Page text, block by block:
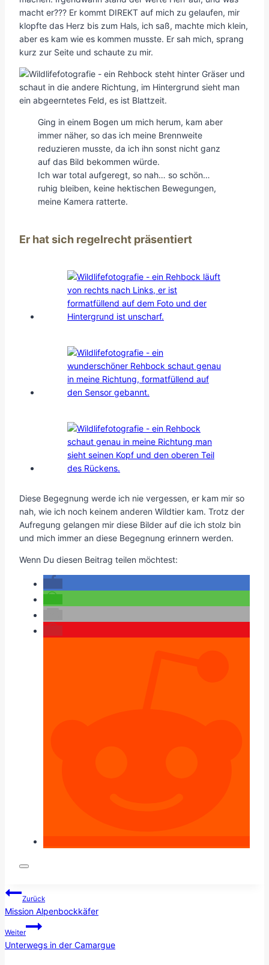
macht er??? Er kommt DIREKT auf mich zu gelaufen, mir
klopfte das Herz bis zum Hals, ich saß, machte mich klein,
aber es kam wie es kommen musste. Er sah mich, sprang
kurz zur Seite und schaute zu mir.
Ging in einem Bogen um mich herum, kam aber
immer näher, so das ich meine Brennweite
reduzieren musste, da ich ihn sonst nicht ganz
auf das Bild bekommen würde.
Ich war total aufgeregt, so nah… so schön…
ruhig bleiben, keine hektischen Bewegungen,
meine Kamera ratterte.
Er hat sich regelrecht präsentiert
Diese Begegnung werde ich nie vergessen, er kam mir so
nah, wie ich noch keinem anderen Wildtier kam. Trotz der
Aufregung gelangen mir diese Bilder auf die ich stolz bin
und mich immer an diese Begegnung erinnern werden.
Wenn Du diesen Beitrag teilen möchtest:
Beitragsnavigation
Zurück
Mission Alpenbockkäfer
Weiter
Unterwegs in der Camargue